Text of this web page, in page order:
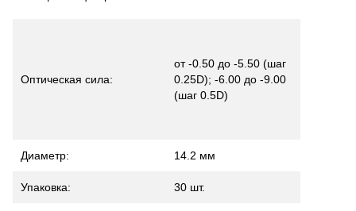
Оптическая сила:
от -0.50 до -5.50 (шаг
0.25D); -6.00 до -9.00
(шаг 0.5D)
Диаметр: 14.2 мм
Упаковка: 30 шт.